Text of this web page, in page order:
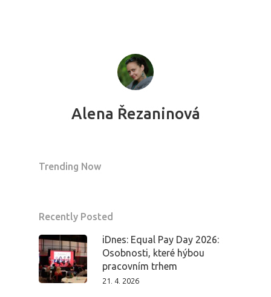
Alena Řezaninová
Trending Now
Recently Posted
iDnes: Equal Pay Day 2026:
Osobnosti, které hýbou
pracovním trhem
21. 4. 2026